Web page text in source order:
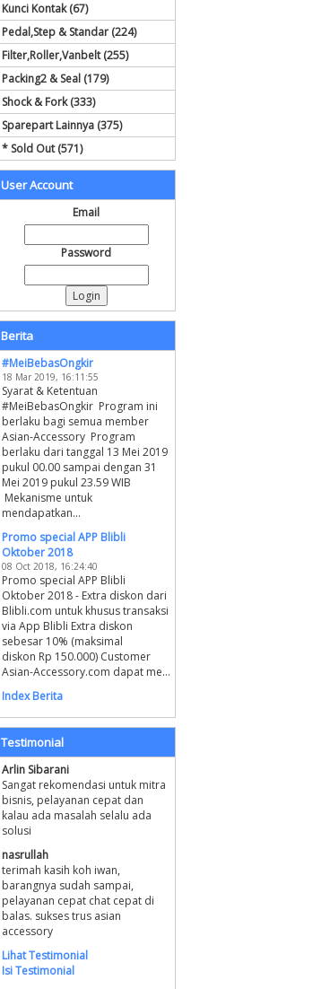
Kunci Kontak (67)
Pedal,Step & Standar (224)
Filter,Roller,Vanbelt (255)
Packing2 & Seal (179)
Shock & Fork (333)
Sparepart Lainnya (375)
* Sold Out (571)
User Account
Email
Password
Berita
#MeiBebasOngkir
18 Mar 2019, 16:11:55
Syarat & Ketentuan
#MeiBebasOngkir Program ini
berlaku bagi semua member
Asian-Accessory Program
berlaku dari tanggal 13 Mei 2019
pukul 00.00 sampai dengan 31
Mei 2019 pukul 23.59 WIB
Mekanisme untuk
mendapatkan...
Promo special APP Blibli
Oktober 2018
08 Oct 2018, 16:24:40
Promo special APP Blibli
Oktober 2018 - Extra diskon dari
Blibli.com untuk khusus transaksi
via App Blibli Extra diskon
sebesar 10% (maksimal
diskon Rp 150.000) Customer
Asian-Accessory.com dapat me...
Index Berita
Testimonial
Arlin Sibarani
Sangat rekomendasi untuk mitra
bisnis, pelayanan cepat dan
kalau ada masalah selalu ada
solusi
nasrullah
terimah kasih koh iwan,
barangnya sudah sampai,
pelayanan cepat chat cepat di
balas. sukses trus asian
accessory
Lihat Testimonial
Isi Testimonial